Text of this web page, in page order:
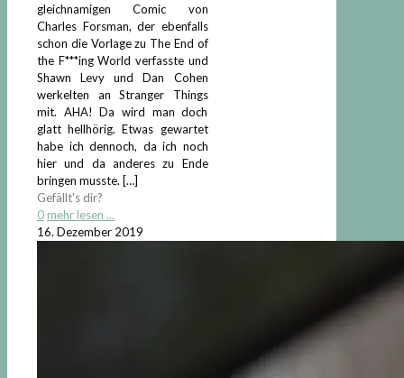
gleichnamigen Comic von
Charles Forsman, der ebenfalls
schon die Vorlage zu The End of
the F***ing World verfasste und
Shawn Levy und Dan Cohen
werkelten an Stranger Things
mit. AHA! Da wird man doch
glatt hellhörig. Etwas gewartet
habe ich dennoch, da ich noch
hier und da anderes zu Ende
bringen musste. […]
Gefällt's dir?
0 mehr lesen ...
16. Dezember 2019